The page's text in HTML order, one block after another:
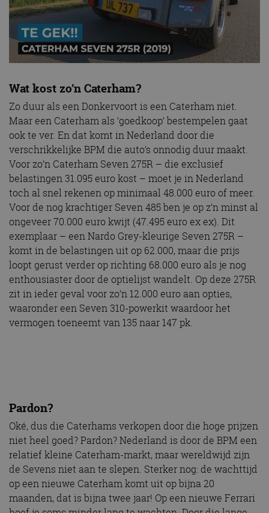
Wat kost zo’n Caterham?
Zo duur als een Donkervoort is een Caterham niet.
Maar een Caterham als ‘goedkoop’ bestempelen gaat
ook te ver. En dat komt in Nederland door die
verschrikkelijke BPM die auto’s onnodig duur maakt.
Voor zo’n Caterham Seven 275R – die exclusief
belastingen 31.095 euro kost – moet je in Nederland
toch al snel rekenen op minimaal 48.000 euro of meer.
Voor de nog krachtiger Seven 485 ben je op z’n minst al
ongeveer 70.000 euro kwijt (47.495 euro ex ex). Dit
exemplaar – een Nardo Grey-kleurige Seven 275R –
komt in de belastingen uit op 62.000, maar die prijs
loopt gerust verder op richting 68.000 euro als je nog
enthousiaster door de optielijst wandelt. Op deze 275R
zit in ieder geval voor zo’n 12.000 euro aan opties,
waaronder een Seven 310-powerkit waardoor het
vermogen toeneemt van 135 naar 147 pk.
Pardon?
Oké, dus die Caterhams verkopen door die hoge prijzen
niet heel goed? Pardon? Nederland is door de BPM een
relatief kleine Caterham-markt, maar wereldwijd zijn
de Sevens niet aan te slepen. Sterker nog: de wachttijd
op een nieuwe Caterham komt uit op bijna 20
maanden, dat is bijna twee jaar! Op een nieuwe Ferrari